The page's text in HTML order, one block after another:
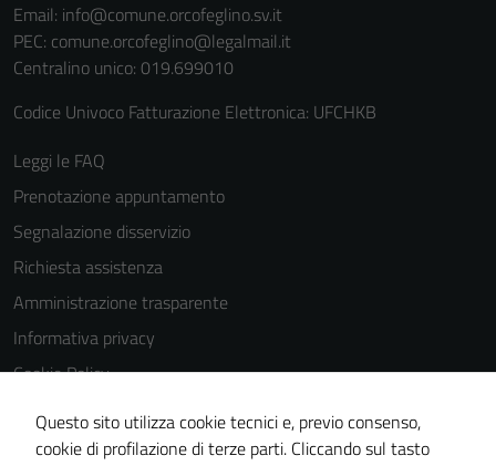
Email: info@comune.orcofeglino.sv.it
PEC: comune.orcofeglino@legalmail.it
Centralino unico: 019.699010
Codice Univoco Fatturazione Elettronica: UFCHKB
Leggi le FAQ
Prenotazione appuntamento
Segnalazione disservizio
Richiesta assistenza
Amministrazione trasparente
Informativa privacy
Cookie Policy
Note legali
Dichiarazione di accessibilità
Questo sito utilizza cookie tecnici e, previo consenso,
cookie di profilazione di terze parti. Cliccando sul tasto
del sito e non
disabilitati.